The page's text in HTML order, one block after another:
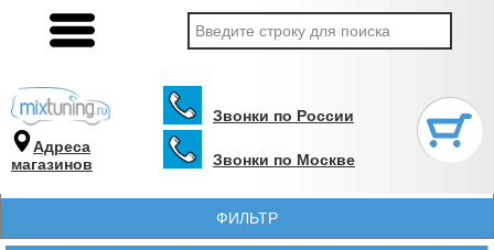
Адреса
магазинов
Звонки по России
Звонки по Москве
ФИЛЬТР